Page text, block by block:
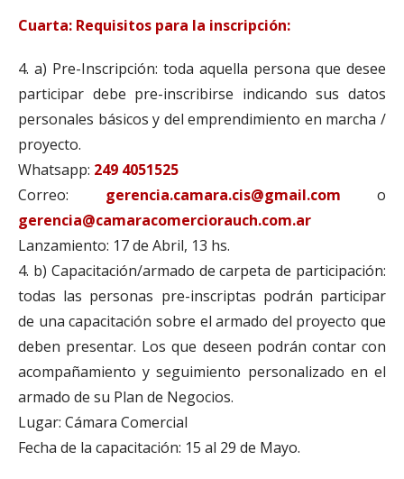
Cuarta: Requisitos para la inscripción:
4. a) Pre-Inscripción: toda aquella persona que desee
participar debe pre-inscribirse indicando sus datos
personales básicos y del emprendimiento en marcha /
proyecto.
Whatsapp: 249 4051525
Correo: gerencia.camara.cis@gmail.com o
gerencia@camaracomerciorauch.com.ar
Lanzamiento: 17 de Abril, 13 hs.
4. b) Capacitación/armado de carpeta de participación:
todas las personas pre-inscriptas podrán participar
de una capacitación sobre el armado del proyecto que
deben presentar. Los que deseen podrán contar con
acompañamiento y seguimiento personalizado en el
armado de su Plan de Negocios.
Lugar: Cámara Comercial
Fecha de la capacitación: 15 al 29 de Mayo.